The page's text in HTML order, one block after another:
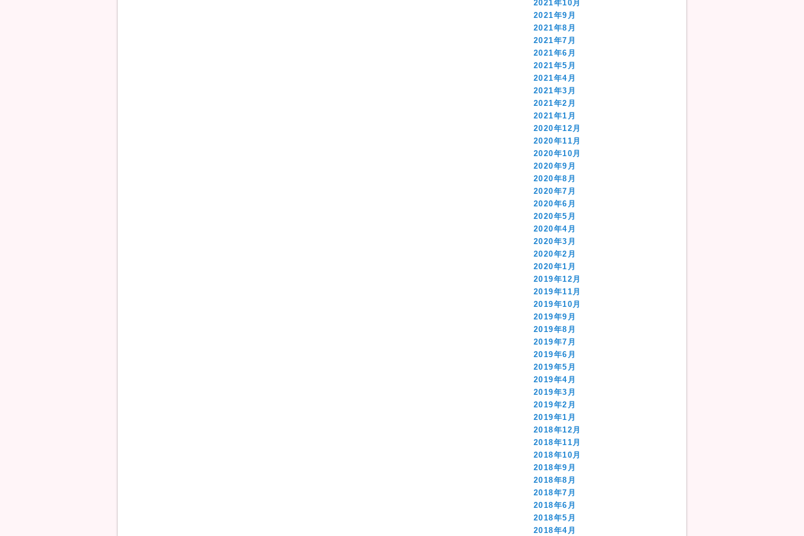
2021年10月
2021年9月
2021年8月
2021年7月
2021年6月
2021年5月
2021年4月
2021年3月
2021年2月
2021年1月
2020年12月
2020年11月
2020年10月
2020年9月
2020年8月
2020年7月
2020年6月
2020年5月
2020年4月
2020年3月
2020年2月
2020年1月
2019年12月
2019年11月
2019年10月
2019年9月
2019年8月
2019年7月
2019年6月
2019年5月
2019年4月
2019年3月
2019年2月
2019年1月
2018年12月
2018年11月
2018年10月
2018年9月
2018年8月
2018年7月
2018年6月
2018年5月
2018年4月